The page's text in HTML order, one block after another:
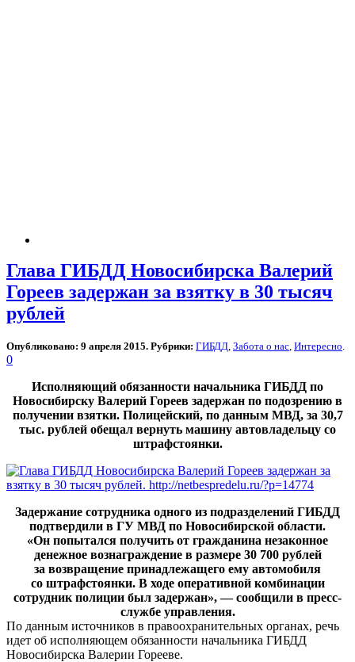
Глава ГИБДД Новосибирска Валерий
Гореев задержан за взятку в 30 тысяч
рублей
Опубликовано: 9 апреля 2015. Рубрики: ГИБДД Забота о нас Интересно
0
Исполняющий обязанности начальника ГИБДД по
Новосибирску Валерий Гореев задержан по подозрению в
получении взятки. Полицейский, по данным МВД, за 30,7
тыс. рублей обещал вернуть машину автовладельцу со
штрафстоянки.
Задержание сотрудника одного из подразделений ГИБДД
подтвердили в ГУ МВД по Новосибирской области.
«Он попытался получить от гражданина незаконное
денежное вознаграждение в размере 30 700 рублей
за возвращение принадлежащего ему автомобиля
со штрафстоянки. В ходе оперативной комбинации
сотрудник полиции был задержан», — сообщили в пресс-
службе управления.
По данным источников в правоохранительных органах, речь
идет об исполняющем обязанности начальника ГИБДД
Новосибирска Валерии Горееве.